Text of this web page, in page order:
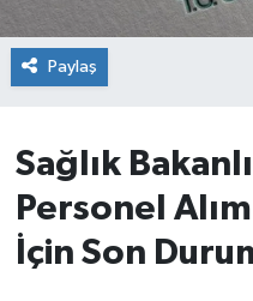
Paylaş
Sağlık
Personel
İçin Son
Erdek
Gömeç
Havran
İvrindi